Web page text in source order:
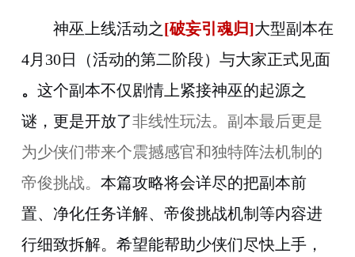
神巫上线活动之 [破妄引魂归] 大型副本在
4月30日（活动的第二阶段）与大家正式见面
。 这个副本不仅剧情上紧接神巫的起源之
谜，更是开放了非线性玩法。副本最后更是
为少侠们带来个震撼感官和独特阵法机制的
帝俊挑战。 本篇攻略将会详尽的把副本前
置、 净化任务详解、 帝俊挑战机制等内容进
行细致拆解。希望能帮助少侠们尽快上手，